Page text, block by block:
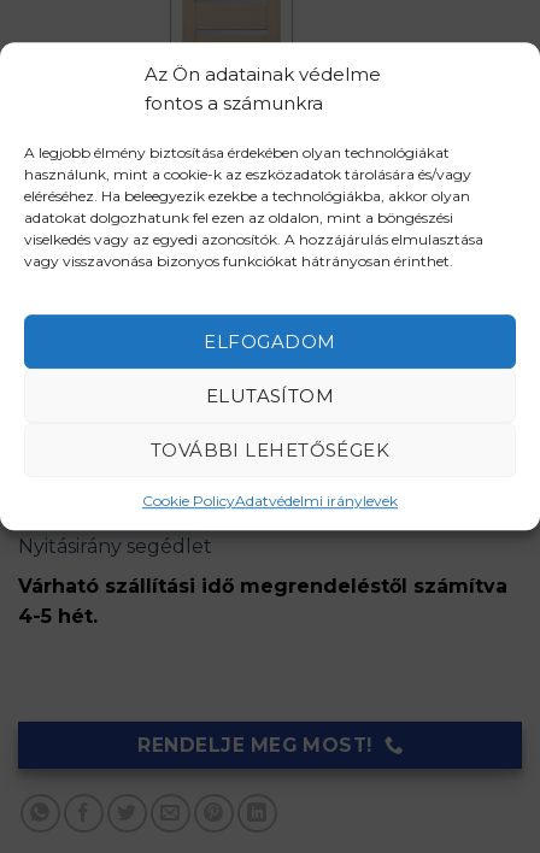
Az Ön adatainak védelme
fontos a számunkra
A legjobb élmény biztosítása érdekében olyan technológiákat
használunk, mint a cookie-k az eszközadatok tárolására és/vagy
eléréséhez. Ha beleegyezik ezekbe a technológiákba, akkor olyan
adatokat dolgozhatunk fel ezen az oldalon, mint a böngészési
viselkedés vagy az egyedi azonosítók. A hozzájárulás elmulasztása
vagy visszavonása bizonyos funkciókat hátrányosan érinthet.
ELFOGADOM
ELUTASÍTOM
TOVÁBBI LEHETŐSÉGEK
Cookie PolicyAdatvédelmi iránylevek
Ajtólap méret
85 x 205 cm
95 x 205 cm
105 x 205 cm
ROMA tolóajtó mennyiség
Nyitásirány segédlet
Várható szállítási idő megrendeléstől számítva
4-5 hét.
RENDELJE MEG MOST!